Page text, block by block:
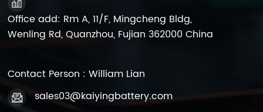
Office add: Rm A, 11/F, Mingcheng Bldg,
Wenling Rd, Quanzhou, Fujian 362000 China
Contact Person : William Lian
sales03@kaiyingbattery.com